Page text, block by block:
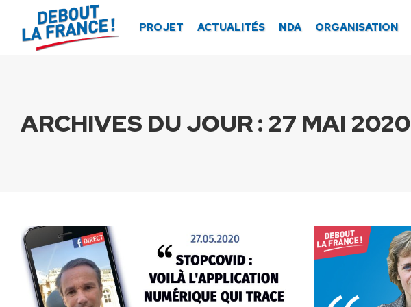
PROJET ACTUALITÉS NDA ORGANISATION
ARCHIVES DU JOUR : 27 MAI 2020
Panneau de gestion des cookies